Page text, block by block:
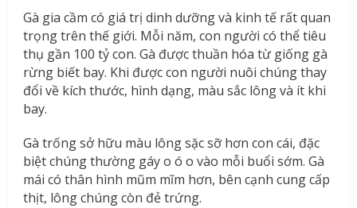
Gà gia cầm có giá trị dinh dưỡng và kinh tế rất quan
trọng trên thế giới. Mỗi năm, con người có thể tiêu
thụ gần 100 tỷ con. Gà được thuần hóa từ giống gà
rừng biết bay. Khi được con người nuôi chúng thay
đổi về kích thước, hình dạng, màu sắc lông và ít khi
bay.
Gà trống sở hữu màu lông sặc sỡ hơn con cái, đặc
biệt chúng thường gáy o ó o vào mỗi buổi sớm. Gà
mái có thân hình mũm mĩm hơn, bên cạnh cung cấp
thịt, lông chúng còn đẻ trứng.